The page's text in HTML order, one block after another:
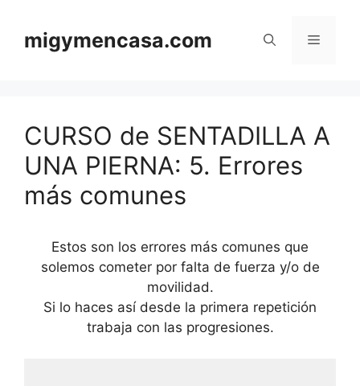
contenido
migymencasa.com Menú
CURSO de SENTADILLA A
UNA PIERNA: 5. Errores
más comunes
Estos son los errores más comunes que
solemos cometer por falta de fuerza y/o de
movilidad.
Si lo haces así desde la primera repetición
trabaja con las progresiones.